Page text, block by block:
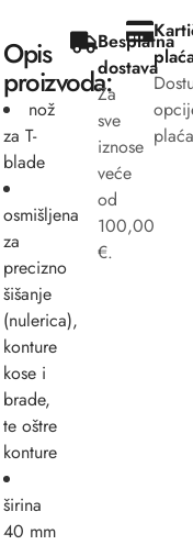
Opis
proizvoda:
nož
za T-
blade
osmišljena
za
precizno
šišanje
(nulerica),
konture
kose i
brade,
te oštre
konture
širina
40 mm
Besplatna
dostava
Za
sve
iznose
veće
od
100,00
€.